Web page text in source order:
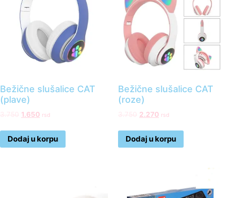
Bežične slušalice CAT
(plave)
1.650 rsd
Dodaj u korpu
Bežične slušalice CAT
(roze)
2.270 rsd
Dodaj u korpu